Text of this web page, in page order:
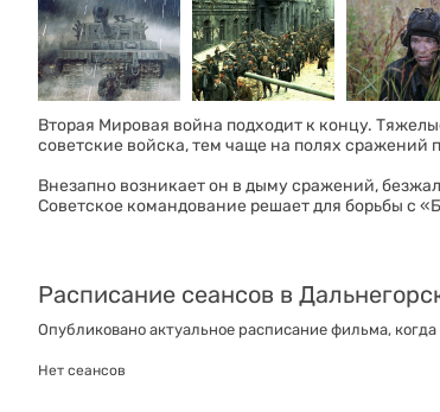
Вторая Мировая война подходит к концу.
советские войска, тем чаще на полях
Внезапно возникает он в дыму сражений,
Советское командование решает для борьбы с
Расписание сеансов в
Опубликовано актуальное расписание фильма,
Нет сеансов